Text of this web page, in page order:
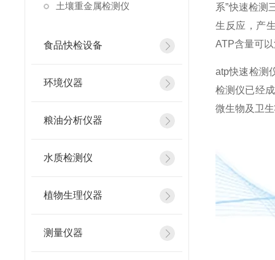
土壤重金属检测仪
食品快检设备
环境仪器
粮油分析仪器
水质检测仪
植物生理仪器
测量仪器
系”快速检测
生反应，产
ATP含量可
atp快速检测
检测仪已经
微生物及卫